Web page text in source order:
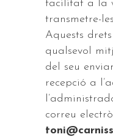
facilitat a la
transmetre-
Aquests
qualsevol
del seu
recepció a
correu